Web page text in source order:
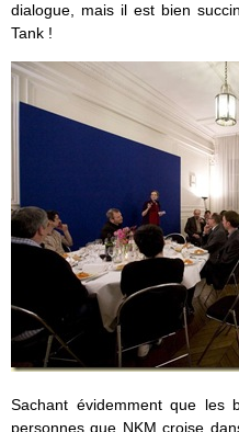
dialogue, mais il est bien
Tank !
Sachant évidemment que les
personnes que NKM croise